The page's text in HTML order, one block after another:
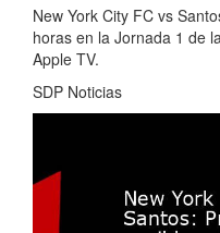
New York City FC vs
horas en la Jornada 1 de
Apple TV.
SDP Noticias